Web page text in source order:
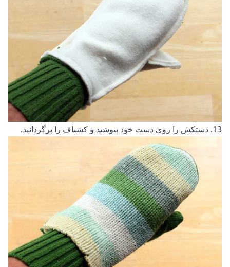
13. دستکش را روی دست خود بپوشید و کشباف را برگردانید.